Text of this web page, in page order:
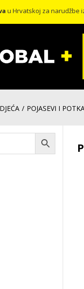
u Hrvatskoj za narudžbe
POJASEVI I